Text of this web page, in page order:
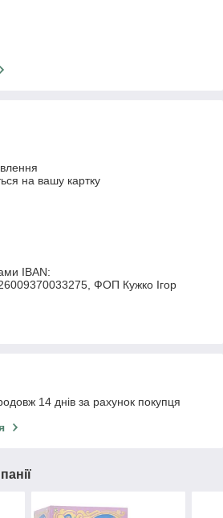
на вашу картку
IBAN:
ФОП Кужко Ігор
14 днів за рахунок покупця